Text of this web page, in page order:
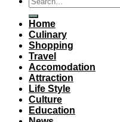
Home
Culinary
Shopping
Travel
Accomodation
Attraction
Life Style
Culture
Education